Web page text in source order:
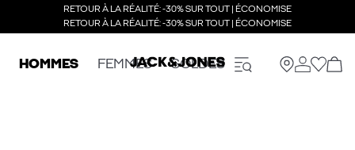
RETOUR À LA RÉALITÉ: -30% SUR TOUT | ÉCONOMISE
RETOUR À LA RÉALITÉ: -30% SUR TOUT | ÉCONOMISE
HOMMES FEMMES SOLDES